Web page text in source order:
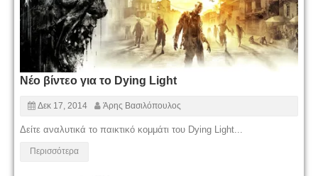
Νέο βίντεο για το Dying Light
Δεκ 17, 2014 Άρης Βασιλόπουλος
Δείτε αναλυτικά το παικτικό κομμάτι του Dying Light...
Περισσότερα